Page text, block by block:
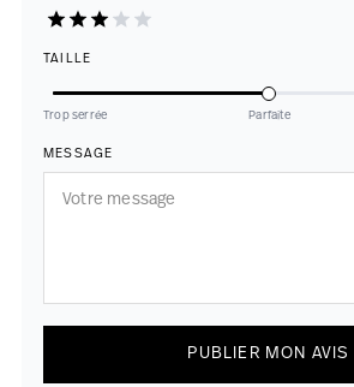
TAILLE
Trop serrée Parfaite
MESSAGE
PUBLIER MON AVIS